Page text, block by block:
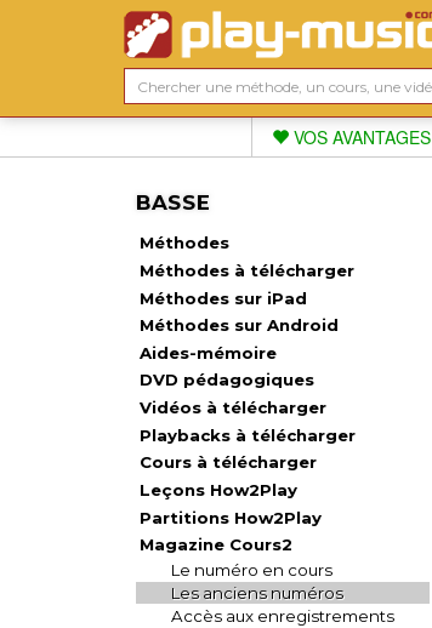
VOS AVANTAGES
BASSE
Méthodes
Méthodes à télécharger
Méthodes sur iPad
Méthodes sur Android
Aides-mémoire
DVD pédagogiques
Vidéos à télécharger
Playbacks à télécharger
Cours à télécharger
Leçons How2Play
Partitions How2Play
Magazine Cours2
Le numéro en cours
Les anciens numéros
Accès aux enregistrements